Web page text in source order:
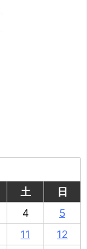
土
日
4
5
11
12